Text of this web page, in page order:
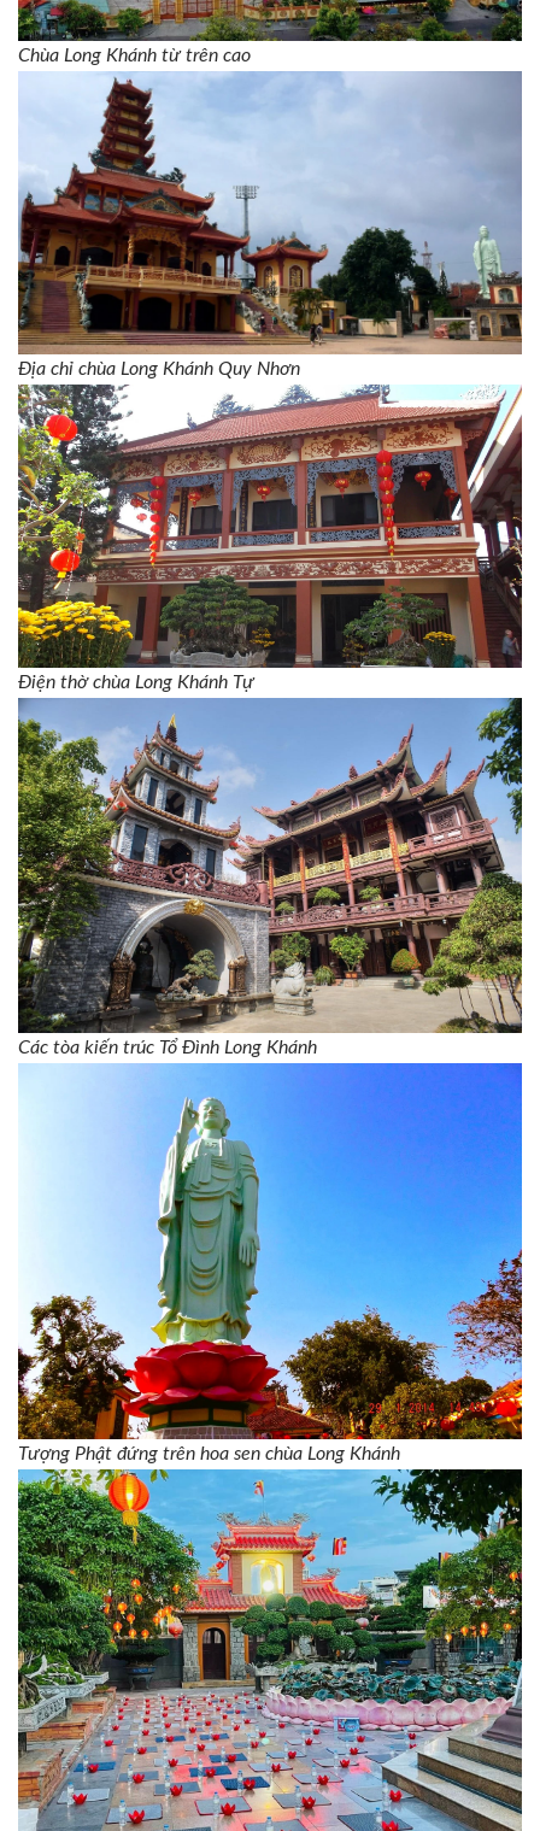
Chùa Long Khánh từ trên cao
Địa chỉ chùa Long Khánh Quy Nhơn
Điện thờ chùa Long Khánh Tự
Các tòa kiến trúc Tổ Đình Long Khánh
Tượng Phật đứng trên hoa sen chùa Long Khánh